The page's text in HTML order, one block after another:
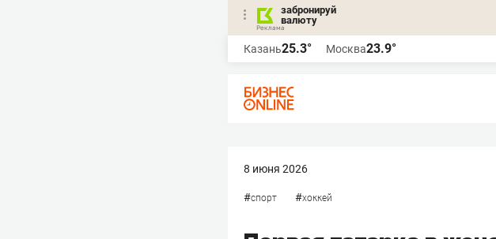
забронируй
валюту
Казань25.3° Москва23.9°
8 июня 2026
#спорт #хоккей